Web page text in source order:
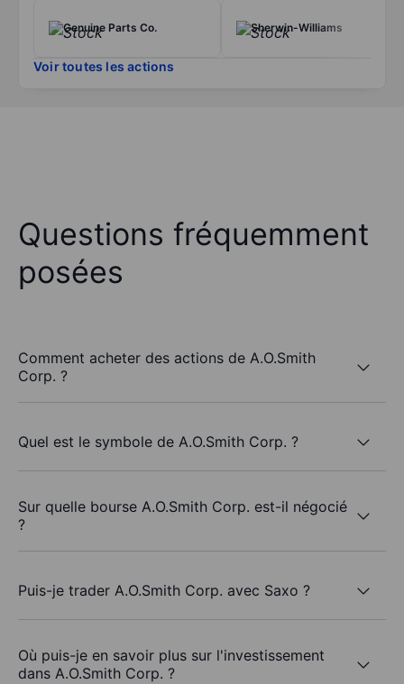
Genuine Parts Co. Sherwin-Williams
Voir toutes les actions
Questions fréquemment
posées
Comment acheter des actions de A.O.Smith
Corp. ?
Quel est le symbole de A.O.Smith Corp. ?
Sur quelle bourse A.O.Smith Corp. est-il négocié
?
Puis-je trader A.O.Smith Corp. avec Saxo ?
Où puis-je en savoir plus sur l'investissement
dans A.O.Smith Corp. ?